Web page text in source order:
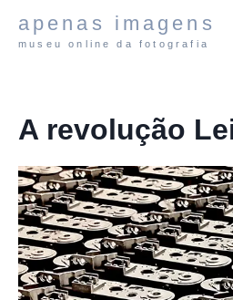
para
apenas imagens
museu online da fotografia
A revolução